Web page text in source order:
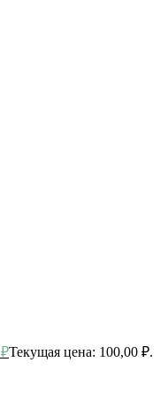
₽Текущая цена: 100,00 ₽.